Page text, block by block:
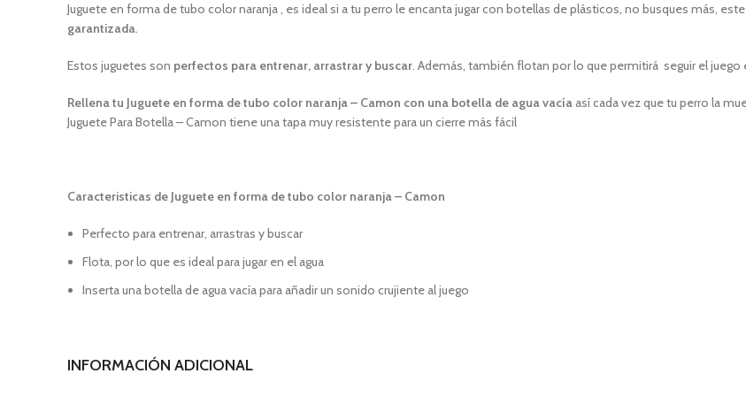
Juguete en forma de tubo color naranja , es ideal si a tu perro le encanta jugar con botellas de plásticos, no busques más,
garantizada.
Estos juguetes son perfectos para entrenar, arrastrar y buscar. Además, también flotan por lo que permitirá seguir el juego
Rellena tu Juguete en forma de tubo color naranja – Camon con una botella de agua vacía así cada vez que tu perro la
Juguete Para Botella – Camon tiene una tapa muy resistente para un cierre más fácil
Caracteristicas de Juguete en forma de tubo color naranja – Camon
Perfecto para entrenar, arrastras y buscar
Flota, por lo que es ideal para jugar en el agua
Inserta una botella de agua vacía para añadir un sonido crujiente al juego
INFORMACIÓN ADICIONAL